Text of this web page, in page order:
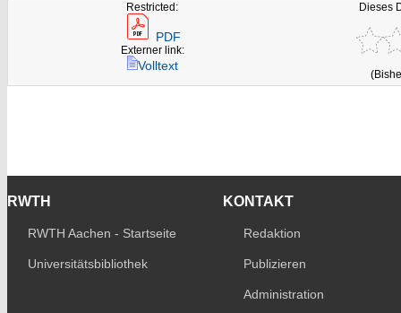
Restricted:
PDF
Externer link:
Volltext
Dieses
RWTH
RWTH Aachen - Startseite
Universitätsbibliothek
KONTAKT
Redaktion
Publizieren
Administration